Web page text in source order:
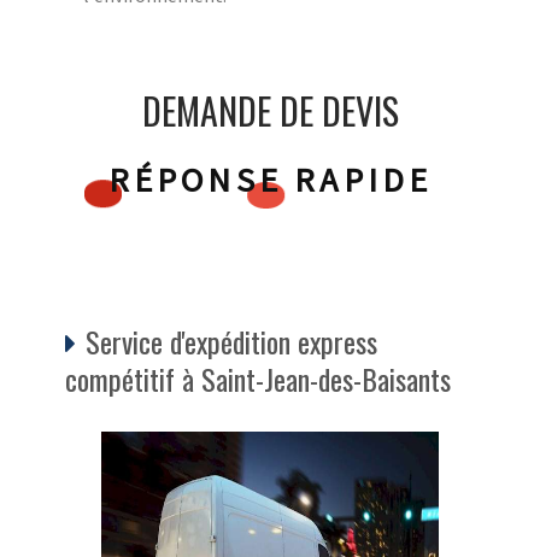
DEMANDE DE DEVIS
RÉPONSE RAPIDE
Service d'expédition express
compétitif à Saint-Jean-des-Baisants